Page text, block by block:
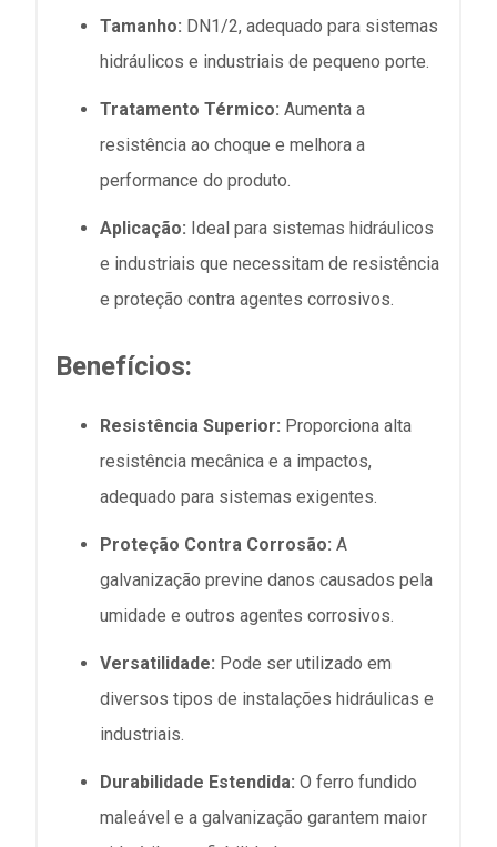
Tamanho: DN1/2, adequado para sistemas
hidráulicos e industriais de pequeno porte.
Tratamento Térmico: Aumenta a
resistência ao choque e melhora a
performance do produto.
Aplicação: Ideal para sistemas hidráulicos
e industriais que necessitam de resistência
e proteção contra agentes corrosivos.
Benefícios:
Resistência Superior: Proporciona alta
resistência mecânica e a impactos,
adequado para sistemas exigentes.
Proteção Contra Corrosão: A
galvanização previne danos causados pela
umidade e outros agentes corrosivos.
Versatilidade: Pode ser utilizado em
diversos tipos de instalações hidráulicas e
industriais.
Durabilidade Estendida: O ferro fundido
maleável e a galvanização garantem maior